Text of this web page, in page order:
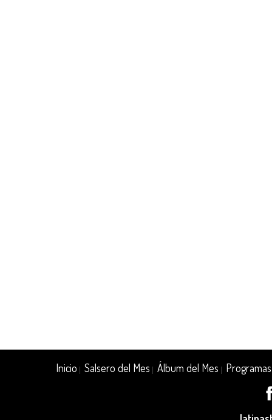
Inicio |Salsero del Mes |Álbum del Mes Programas